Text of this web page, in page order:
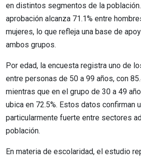
en distintos segmentos de la
aprobación alcanza 71.1% entre
mujeres, lo que refleja una base de
ambos grupos.
Por edad, la encuesta registra uno de
entre personas de 50 a 99 años, con
mientras que en el grupo de 30 a 49
ubica en 72.5%. Estos datos confirman
particularmente fuerte entre sectores
población.
En materia de escolaridad, el estudio